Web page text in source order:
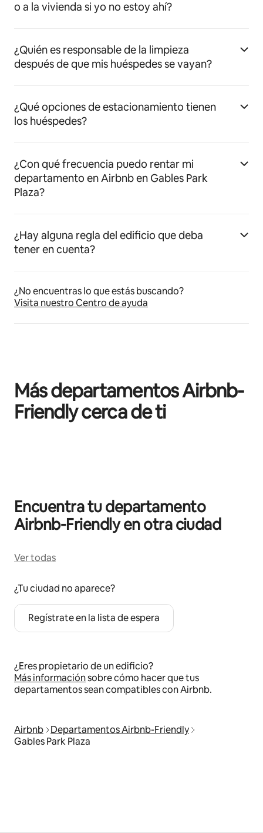
o a la vivienda si yo no estoy ahí?
¿Quién es responsable de la limpieza
después de que mis huéspedes se vayan?
¿Qué opciones de estacionamiento tienen
los huéspedes?
¿Con qué frecuencia puedo rentar mi
departamento en Airbnb en Gables Park
Plaza?
¿Hay alguna regla del edificio que deba
tener en cuenta?
¿No encuentras lo que estás buscando?
Visita nuestro Centro de ayuda
Más departamentos Airbnb-
Friendly cerca de ti
Encuentra tu departamento
Airbnb-Friendly en otra ciudad
Ver todas
¿Tu ciudad no aparece?
Regístrate en la lista de espera
¿Eres propietario de un edificio?
Más informaciónsobre cómo hacer que tus
departamentos sean compatibles con Airbnb.
Airbnb
Departamentos Airbnb-Friendly
Gables Park Plaza